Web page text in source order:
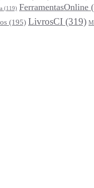
(119) FerramentasOnline
(195) LivrosCI (319)